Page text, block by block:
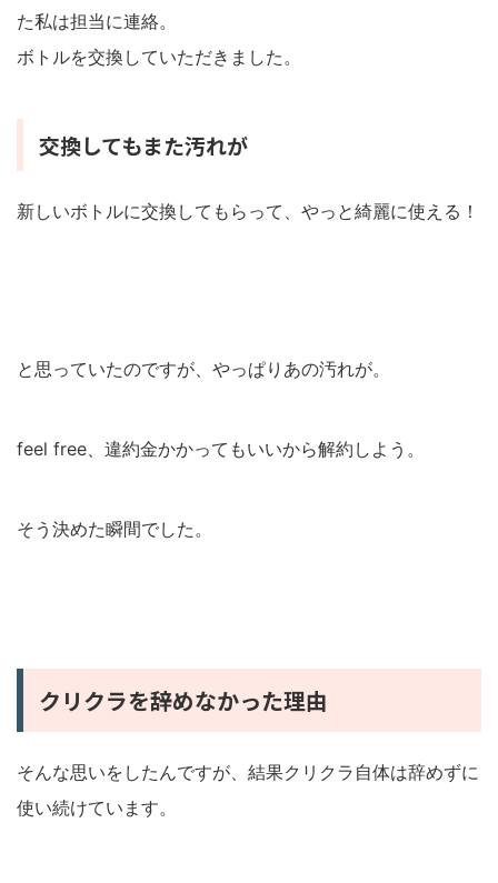
た私は担当に連絡。
ボトルを交換していただきました。
交換してもまた汚れが
新しいボトルに交換してもらって、やっと綺麗に使える！
と思っていたのですが、やっぱりあの汚れが。
feel free、違約金かかってもいいから解約しよう。
そう決めた瞬間でした。
クリクラを辞めなかった理由
そんな思いをしたんですが、結果クリクラ自体は辞めずに
使い続けています。